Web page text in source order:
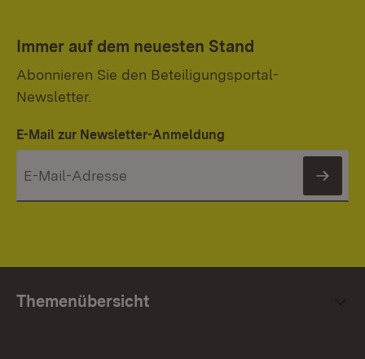
Immer auf dem neuesten Stand
Abonnieren Sie den Beteiligungsportal-
Newsletter.
E-Mail zur Newsletter-Anmeldung
Themenübersicht